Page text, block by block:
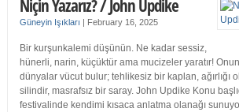
Niçin Yazarız? / John Updike
Güneyin Işıkları | February 16, 2025
Bir kurşunkalemi düşünün. Ne kadar sessiz,
hünerli, narin, küçüktür ama mucizeler yaratır!
dünyalar vücut bulur; tehlikesiz bir kaplan, ağırlığı
silindir, masrafsız bir saray. John Updike Konu
festivalinde kendimi kısaca anlatma olanağı